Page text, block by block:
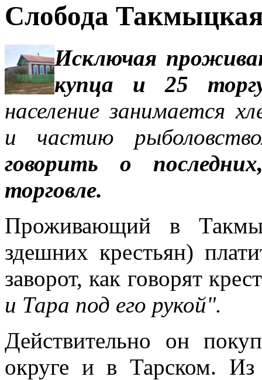
Слобода
Исключая
купца и 25
население занимается
и частию
говорить о
торговле.
Проживающий в
здешних крестьян)
заворот, как говорят
и Тара под его рукой".
Действительно он
округе и в Тарском.